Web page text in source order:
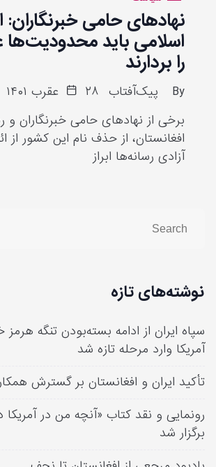
نهادهای حامی خبرنگاران:
اسلامی باید محدودیت‌ها
را بردارند
By پیک‌آفتاب
۲۸ عقرب ۱۴۰۱
برخی از نهادهای حامی خبرنگاران و
افغانستان، از حذف نام این کشور از
آزادی رسانه‌ها ابراز
نوشته‌های تازه
سپاه ایران از ادامه بسته‌بودن تنگه هرمز
آمریکا وارد مرحله تازه شد
تأکید ایران و افغانستان بر گسترش
رونمایی و نقد کتاب «آنچه من در آمریکا
برگزار شد